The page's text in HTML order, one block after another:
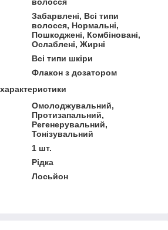
Забарвлені, Всі типи
волосся, Нормальні,
Пошкоджені, Комбіновані,
Ослаблені, Жирні
Всі типи шкіри
Флакон з дозатором
Омолоджувальний,
Протизапальний,
Регенерувальний,
Тонізувальний
1 шт.
Рідка
Лосьйон